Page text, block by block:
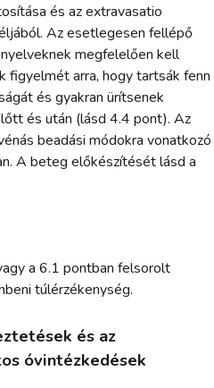
és az extravasatio
Az esetlegesen fellépő
megfelelően kell
figyelmét arra, hogy tartsák fenn
és gyakran ürítsenek
és után (lásd 4.4 pont). Az
beadási módokra vonatkozó
A beteg előkészítését lásd a
a 6.1 pontban felsorolt
túlérzékenység.
és az
óvintézkedések